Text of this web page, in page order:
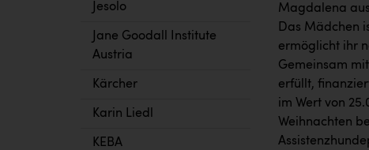
Jesolo
Jane Goodall Institute
Austria
Kärcher
Karin Liedl
KEBA
Magdalena
Das Mädchen
ermöglicht ihr
Gemeinsam
erfüllt,
im Wert von
Weihnachten